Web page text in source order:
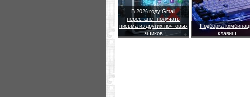
В 2026 году Gmail
перестанет получать
письма из других почтовых
ящиков
Подборка
клавиш